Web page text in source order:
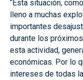
“Esta situación,
lleno a muchas
importantes
durante los
esta actividad,
económicas. Por lo
intereses de todas